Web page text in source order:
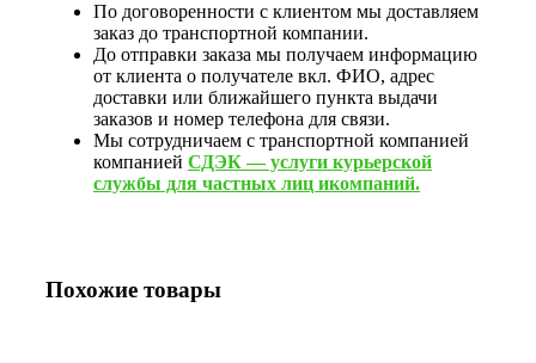
По договоренности с клиентом мы доставляем
заказ до транспортной компании.
До отправки заказа мы получаем информацию
от клиента о получателе вкл. ФИО, адрес
доставки или ближайшего пункта выдачи
заказов и номер телефона для связи.
Мы сотрудничаем с транспортной компанией
компанией СДЭК — услуги курьерской
службы для частных лиц икомпаний.
Похожие товары